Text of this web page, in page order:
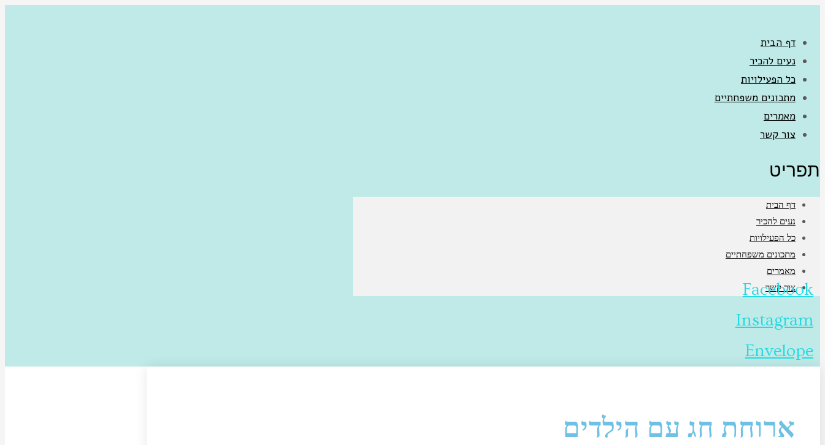
דף הבית
נעים להכיר
כל הפעילויות
מתכונים משפחתיים
מאמרים
צור קשר
תפריט
דף הבית
נעים להכיר
כל הפעילויות
מתכונים משפחתיים
מאמרים
צור קשר
Facebook
Instagram
Envelope
ארוחת חג עם הילדים